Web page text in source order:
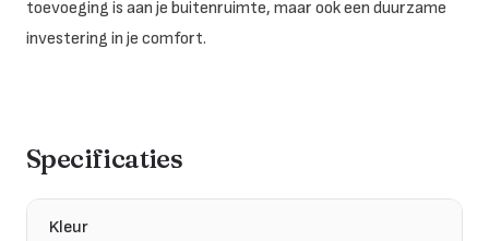
toevoeging is aan je buitenruimte, maar ook een duurzame
investering in je comfort.
Specificaties
Kleur